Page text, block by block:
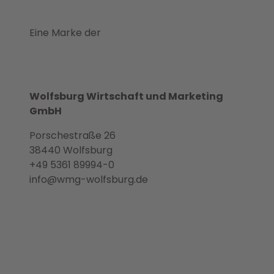
Eine Marke der
Wolfsburg Wirtschaft und Marketing
GmbH
Porschestraße 26
38440 Wolfsburg
+49 5361 89994-0
info@wmg-wolfsburg.de